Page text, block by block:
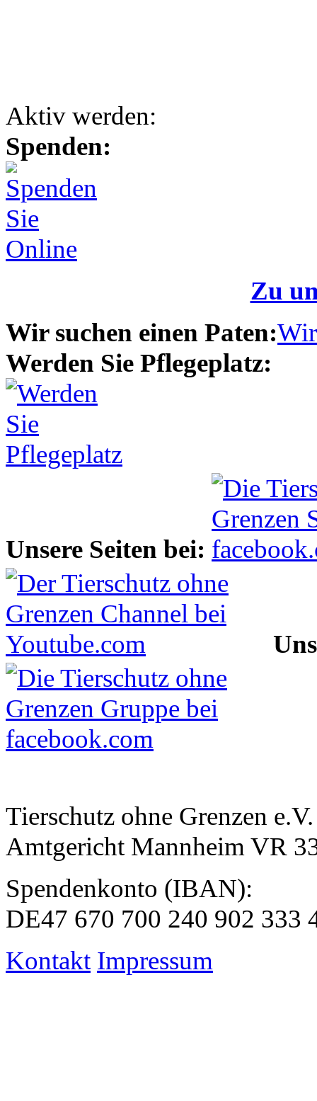
Aktiv werden:
Spenden:
Zu
Wir suchen einen Paten:
Werden Sie Pflegeplatz:
Unsere Seiten bei:
Tierschutz ohne Grenzen e.V.
Amtgericht Mannheim VR
Spendenkonto (IBAN):
DE47 670 700 240 902 333
Kontakt Impressum